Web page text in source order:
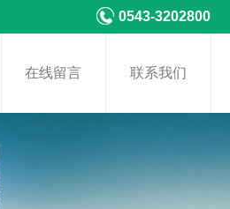
0543-3202800
在线留言 联系我们